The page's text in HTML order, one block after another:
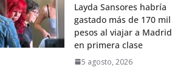
Layda Sansores habría
gastado más de 170 mil
pesos al viajar a Madrid
en primera clase
5 agosto, 2026